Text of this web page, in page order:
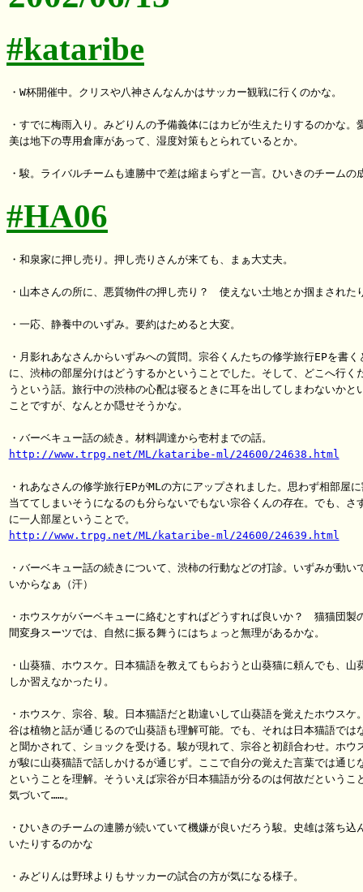
#kataribe
・W杯開催中。クリスや八神さんなんかはサッカー観戦に行くのかな。
・すでに梅雨入り。みどりんの予備義体にはカビが生えたりするのかな。
美は地下の専用倉庫があって、湿度対策もとられているとか。
#HA06
・和泉家に押し売り。押し売りさんが来ても、まぁ大丈夫。
・山本さんの所に、悪質物件の押し売り？　使えない土地とか掴まされた
・一応、静養中のいずみ。要約はためると大変。
・月影れあなさんからいずみへの質問。宗谷くんたちの修学旅行EPを書く
に、渋柿の部屋分けはどうするかということでした。そして、どこへ行く
うという話。旅行中の渋柿の心配は寝るときに耳を出してしまわないかと
ことですが、なんとか隠せそうかな。
http://www.trpg.net/ML/kataribe-ml/24600/24638.html
・れあなさんの修学旅行EPがMLの方にアップされました。思わず相部屋
当ててしまいそうになるのも分らないでもない宗谷くんの存在。でも、さ
http://www.trpg.net/ML/kataribe-ml/24600/24639.html
・バーベキュー話の続きについて、渋柿の行動などの打診。いずみが動い
いからなぁ（汗）
・ホウスケがバーベキューに絡むとすればどうすれば良いか？　猫猫団製
間変身スーツでは、自然に振る舞うにはちょっと無理があるかな。
・山葵猫、ホウスケ。日本猫語を教えてもらおうと山葵猫に頼んでも、山
しか習えなかったり。
・ホウスケ、宗谷、駿。日本猫語だと勘違いして山葵語を覚えたホウスケ
谷は植物と話が通じるので山葵語も理解可能。でも、それは日本猫語では
と聞かされて、ショックを受ける。駿が現れて、宗谷と初顔合わせ。ホウ
が駿に山葵猫語で話しかけるが通じず。ここで自分の覚えた言葉では通じ
ということを理解。そういえば宗谷が日本猫語が分るのは何故だというこ
気づいて……。
・ひいきのチームの連勝が続いていて機嫌が良いだろう駿。史雄は落ち込
いたりするのかな
・みどりんは野球よりもサッカーの試合の方が気になる様子。